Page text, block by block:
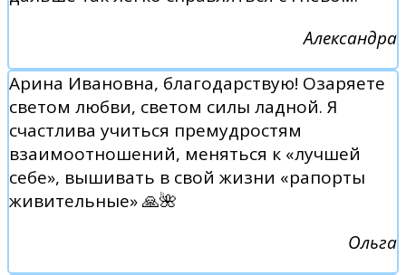
Александра
Арина Ивановна, благодарствую! Озаряете
светом любви, светом силы ладной. Я
счастлива учиться премудростям
взаимоотношений, меняться к «лучшей
себе», вышивать в свой жизни «рапорты
живительные» 🙏🌺
Ольга